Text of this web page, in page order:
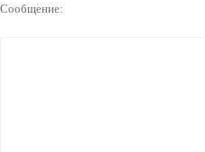
Сообщение: